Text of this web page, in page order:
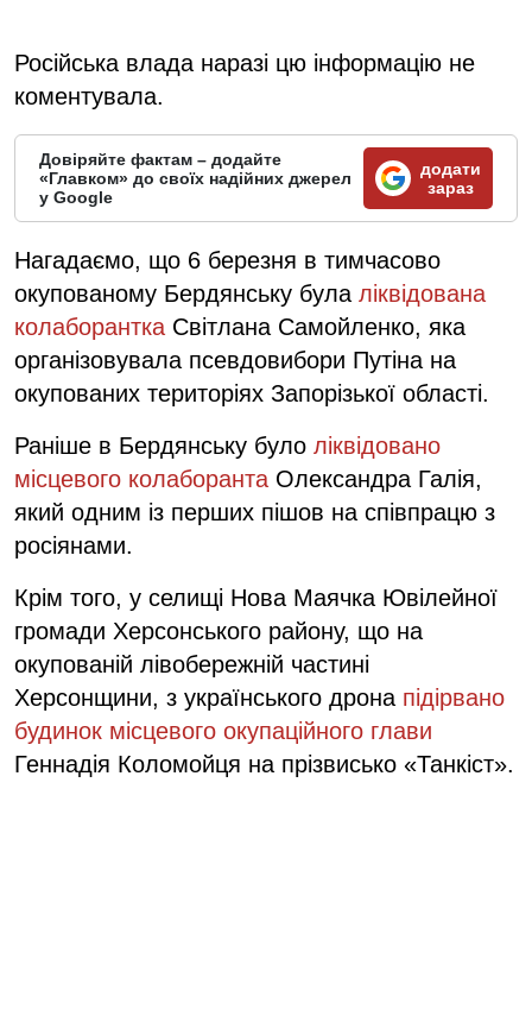
Російська влада наразі цю інформацію не
коментувала.
Довіряйте фактам – додайте
«Главком» до своїх надійних джерел
у Google
додати
зараз
Нагадаємо, що 6 березня в тимчасово
окупованому Бердянську була ліквідована
колаборантка Світлана Самойленко, яка
організовувала псевдовибори Путіна на
окупованих територіях Запорізької області.
Раніше в Бердянську було ліквідовано
місцевого колаборанта Олександра Галія,
який одним із перших пішов на співпрацю з
росіянами.
Крім того, у селищі Нова Маячка Ювілейної
громади Херсонського району, що на
окупованій лівобережній частині
Херсонщини, з українського дрона підірвано
будинок місцевого окупаційного глави
Геннадія Коломойця на прізвисько «Танкіст».